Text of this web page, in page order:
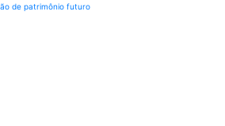
de patrimônio futuro